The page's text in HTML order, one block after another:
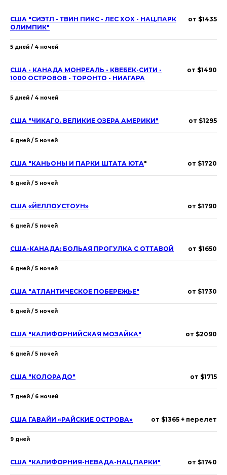
США "СИЭТЛ - ТВИН ПИКС - ЛЕС ХОХ - НАЦ.ПАРК
ОЛИМПИК"
от $1435
5 дней / 4 ночей
США - КАНАДА МОНРЕАЛЬ - КВЕБЕК-СИТИ -
1000 ОСТРОВОВ - ТОРОНТО - НИАГАРА
от $1490
5 дней / 4 ночей
США "ЧИКАГО. ВЕЛИКИЕ ОЗЕРА АМЕРИКИ" от $1295
6 дней / 5 ночей
США "КАНЬОНЫ И ПАРКИ ШТАТА ЮТА" от $1720
6 дней / 5 ночей
США «ЙЕЛЛОУСТОУН» от $1790
6 дней / 5 ночей
США-КАНАДА: БОЛЬАЯ ПРОГУЛКА С ОТТАВОЙ от $1650
6 дней / 5 ночей
США "АТЛАНТИЧЕСКОЕ ПОБЕРЕЖЬЕ" от $1730
6 дней / 5 ночей
США "КАЛИФОРНИЙСКАЯ МОЗАЙКА" от $2090
6 дней / 5 ночей
США "КОЛОРАДО" от $1715
7 дней / 6 ночей
США ГАВАЙИ «РАЙСКИЕ ОСТРОВА» от $1365 + перелет
9 дней
США "КАЛИФОРНИЯ-НЕВАДА-НАЦ.ПАРКИ" от $1740